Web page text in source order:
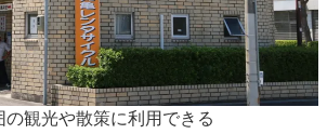
の観光や散策に利用できる